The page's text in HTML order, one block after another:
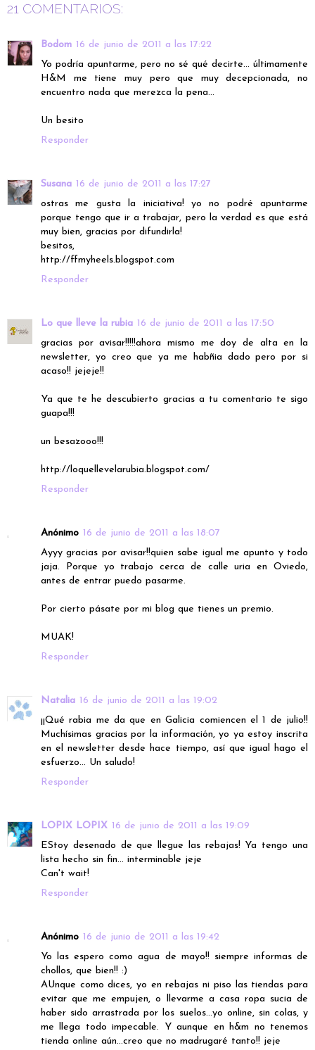
21 COMENTARIOS:
Bodom 16 de junio de 2011 a las 17:22
Yo podría apuntarme, pero no sé qué decirte... últimamente
H&M me tiene muy pero que muy decepcionada, no
encuentro nada que merezca la pena...
Un besito
Responder
Susana 16 de junio de 2011 a las 17:27
ostras me gusta la iniciativa! yo no podré apuntarme
porque tengo que ir a trabajar, pero la verdad es que está
muy bien, gracias por difundirla!
besitos,
http://ffmyheels.blogspot.com
Responder
Lo que lleve la rubia 16 de junio de 2011 a las 17:50
gracias por avisar!!!!!ahora mismo me doy de alta en la
newsletter, yo creo que ya me habñia dado pero por si
acaso!! jejeje!!
Ya que te he descubierto gracias a tu comentario te sigo
guapa!!!
un besazooo!!!
http://loquellevelarubia.blogspot.com/
Responder
Anónimo 16 de junio de 2011 a las 18:07
Ayyy gracias por avisar!!quien sabe igual me apunto y todo
jaja. Porque yo trabajo cerca de calle uria en Oviedo,
antes de entrar puedo pasarme.
Por cierto pásate por mi blog que tienes un premio.
MUAK!
Responder
Natalia 16 de junio de 2011 a las 19:02
¡¡Qué rabia me da que en Galicia comiencen el 1 de julio!!
Muchísimas gracias por la información, yo ya estoy inscrita
en el newsletter desde hace tiempo, así que igual hago el
esfuerzo... Un saludo!
Responder
LOPIX LOPIX 16 de junio de 2011 a las 19:09
EStoy desenado de que llegue las rebajas! Ya tengo una
lista hecho sin fin... interminable jeje
Can't wait!
Responder
Anónimo 16 de junio de 2011 a las 19:42
Yo las espero como agua de mayo!! siempre informas de
chollos, que bien!! :)
AUnque como dices, yo en rebajas ni piso las tiendas para
evitar que me empujen, o llevarme a casa ropa sucia de
haber sido arrastrada por los suelos...yo online, sin colas, y
me llega todo impecable. Y aunque en h&m no tenemos
tienda online aún...creo que no madrugaré tanto!! jeje